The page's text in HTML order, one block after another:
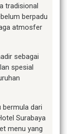
tradisional
berpadu
atmosfer
sebagai
spesial
bermula dari
Surabaya
menu yang